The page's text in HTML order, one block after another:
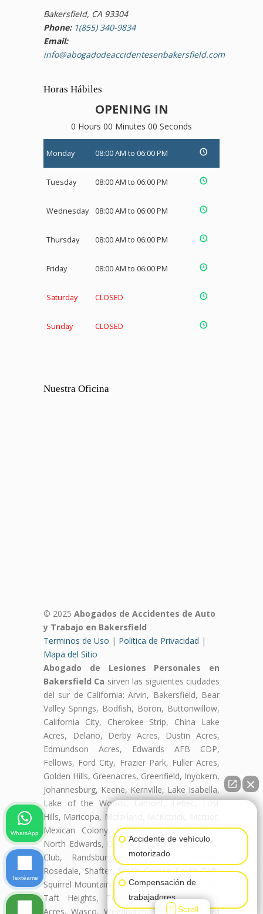
Bakersfield, CA 93304
Phone: 1(855) 340-9834
Email:
info@abogadodeaccidentesenbakersfield.com
Horas Hábiles
OPENING IN
0 Hours 00 Minutes 00 Seconds
Monday 08:00 AM to 06:00 PM
Tuesday 08:00 AM to 06:00 PM
Wednesday 08:00 AM to 06:00 PM
Thursday 08:00 AM to 06:00 PM
Friday 08:00 AM to 06:00 PM
Saturday CLOSED
Sunday CLOSED
Nuestra Oficina
© 2025 Abogados de Accidentes de Auto
y Trabajo en Bakersfield
Terminos de Uso | Politica de Privacidad |
Mapa del Sitio
Abogado de Lesiones Personales en
Bakersfield Ca sirven las siguientes ciudades
del sur de California: Arvin, Bakersfield, Bear
Valley Springs, Bodfish, Boron, Buttonwillow,
California City, Cherokee Strip, China Lake
Acres, Delano, Derby Acres, Dustin Acres,
Edmundson Acres, Edwards AFB CDP,
Fellows, Ford City, Frazier Park, Fuller Acres,
Golden Hills, Greenacres, Greenfield, Inyokern,
Johannesburg, Keene, Kernville, Lake Isabella,
Lake of the Woods, Lamont, Lebec, Lost
Hills, Maricopa, Mcfarland, McKittrick, Mettler,
Mexican Colony, Mojave, Mountain Mesa,
North Edwards, Oildale, Onyx, Pine Mountain
Club, Randsburg, Ridgecrest, Rosamond,
Rosedale, Shafter, Smith Corner, South Taft,
Squirrel Mountain Valley, Stallion Springs, Taft,
Taft Heights, Tehachapi, Tupman, Valley
Acres, Wasco, Weedpatch, Weldon, Wofford
Accidente de vehículo
motorizado
Compensación de
trabajadores
Scroll
WhatsApp
Textéame